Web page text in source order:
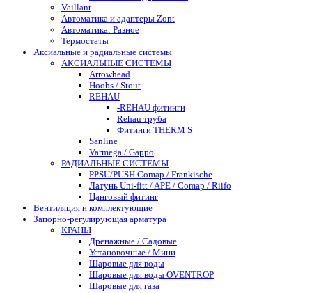
Vaillant
Автоматика и адаптеры Zont
Автоматика: Разное
Термостаты
Аксиальные и радиальные системы
АКСИАЛЬНЫЕ СИСТЕМЫ
Arrowhead
Hoobs / Stout
REHAU
-REHAU фитинги
Rehau труба
Фитинги THERM S
Sanline
Varmega / Gappo
РАДИАЛЬНЫЕ СИСТЕМЫ
PPSU/PUSH Comap / Frankische
Латунь Uni-fitt / APE / Comap / Riifo
Цанговый фитинг
Вентиляция и комплектующие
Запорно-регулирующая арматура
КРАНЫ
Дренажные / Садовые
Установочные / Мини
Шаровые для воды
Шаровые для воды OVENTROP
Шаровые для газа